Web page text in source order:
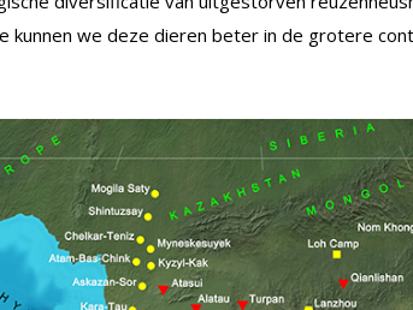
kunnen we deze dieren beter in de grotere